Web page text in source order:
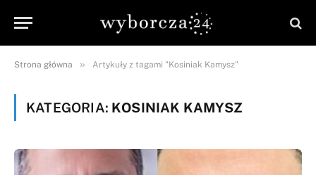
Strona główna » Artykuły z tagami "Kosiniak Kamysz"
KATEGORIA: KOSINIAK KAMYSZ